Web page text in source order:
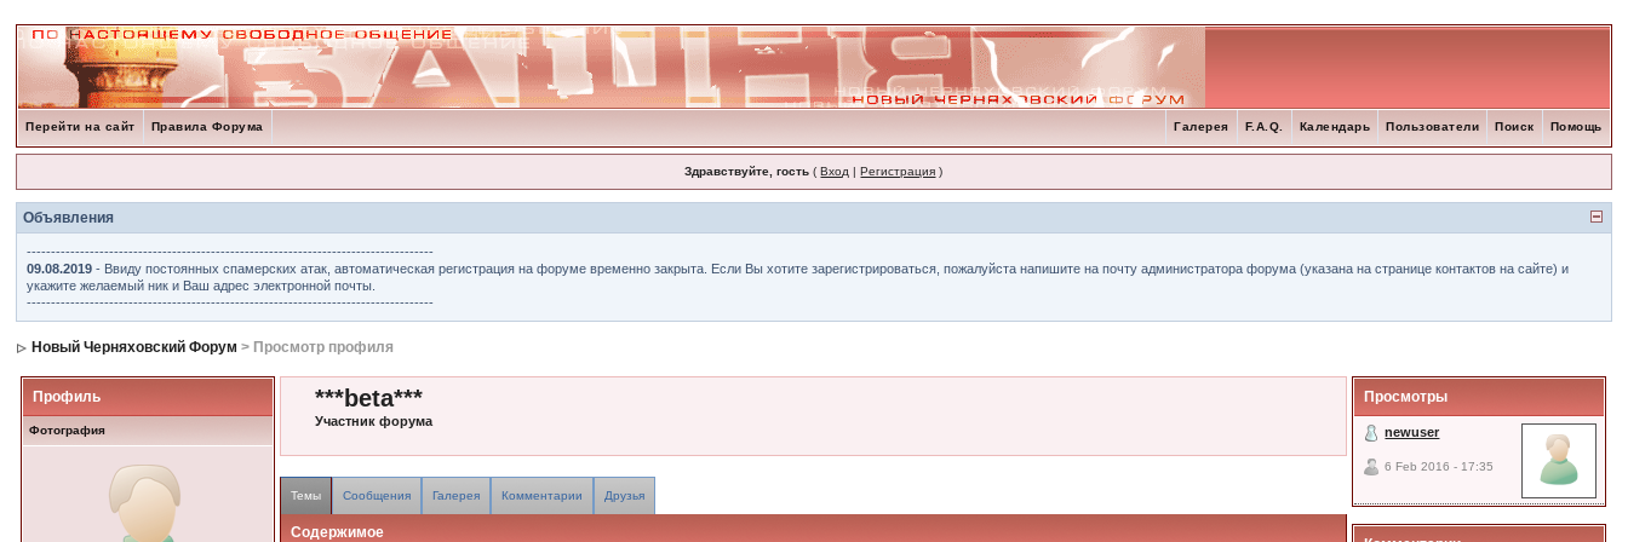
Перейти на сайт Правила Форума Помощь
Поиск
Пользователи
Календарь
F.A.Q.
Галерея
Здравствуйте, гость (Вход |Регистрация )
Объявления
------------------------------------------------------------------------------------
09.08.2019 - Ввиду постоянных спамерских атак, автоматическая регистрация на форуме временно закрыта. Если Вы хотите зарегистрироваться, пожалуйста напишите на почту администратора форума (указана на странице контактов на сайте) и
укажите желаемый ник и Ваш адрес электронной почты.
------------------------------------------------------------------------------------
Новый Черняховский Форум > Просмотр профиля
Профиль
Фотография
***beta***
Участник форума
Темы Сообщения Галерея Комментарии Друзья
Содержимое
Просмотры
newuser
6 Feb 2016 - 17:35